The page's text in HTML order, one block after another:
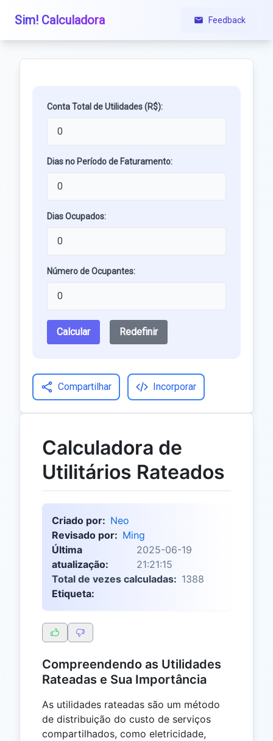
Sim! Calculadora Feedback
Conta Total de Utilidades (R$):
Dias no Período de Faturamento:
Dias Ocupados:
Número de Ocupantes:
Calcular Redefinir
Compartilhar Incorporar
Calculadora de
Utilitários Rateados
Criado por: Neo
Revisado por: Ming
Última
atualização:
2025-06-19
21:21:15
Total de vezes calculadas: 1388
Etiqueta:
Compreendendo as Utilidades
Rateadas e Sua Importância
As utilidades rateadas são um método
de distribuição do custo de serviços
compartilhados, como eletricidade,